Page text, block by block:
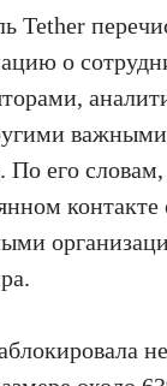
Tether
о
По его
контакте